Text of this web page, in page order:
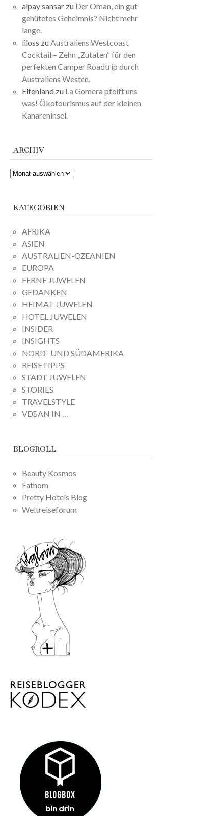
alpay sansar zu Der Oman, ein gut
gehütetes Geheimnis? Nicht mehr
lange.
liloss zu Australiens Westcoast
Cocktail – Zehn „Zutaten“ für den
perfekten Camper Roadtrip durch
Australiens Westen.
Elfenland zu La Gomera pfeift uns
was! Ökotourismus auf der kleinen
Kanareninsel.
ARCHIV
ARCHIV
KATEGORIEN
AFRIKA
ASIEN
AUSTRALIEN-OZEANIEN
EUROPA
FERNE JUWELEN
GEDANKEN
HEIMAT JUWELEN
HOTEL JUWELEN
INSIDER
INSIGHTS
NORD- UND SÜDAMERIKA
REISETIPPS
STADT JUWELEN
STORIES
TRAVELSTYLE
VEGAN IN …
BLOGROLL
Beauty Kosmos
Fathom
Pretty Hotels Blog
Weltreiseforum